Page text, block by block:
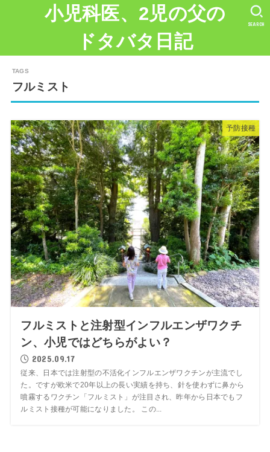
小児科医、2児の父の
ドタバタ日記
SEARCH
フルミスト
予防接種
フルミストと注射型インフルエンザワクチ
ン、小児ではどちらがよい？
2025.09.17
従来、日本では注射型の不活化インフルエンザワクチンが主流でし
た。ですが欧米で20年以上の長い実績を持ち、針を使わずに鼻から
噴霧するワクチン「フルミスト」が注目され、昨年から日本でもフ
ルミスト接種が可能になりました。 この...